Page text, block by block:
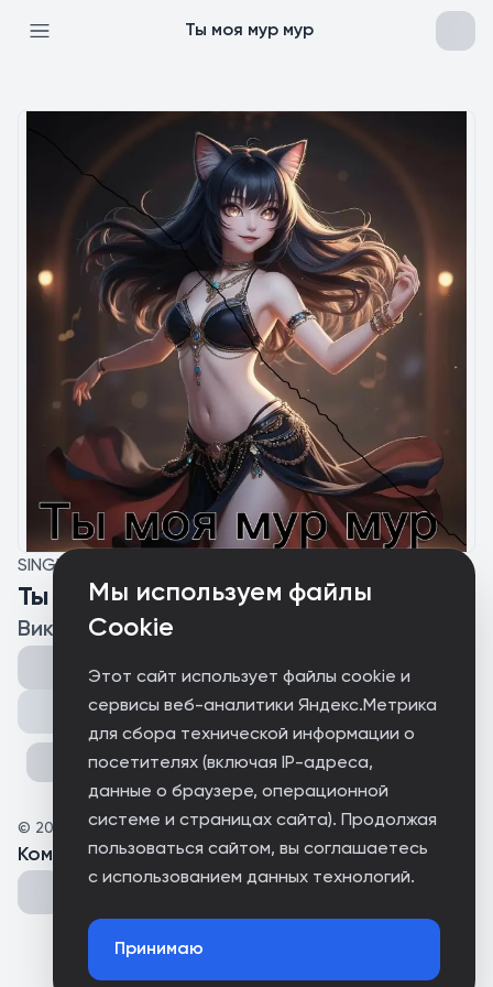
Мы используем файлы
Cookie
Этот сайт использует файлы cookie и
сервисы веб-аналитики Яндекс.Метрика
для сбора технической информации о
посетителях (включая IP-адреса,
данные о браузере, операционной
системе и страницах сайта). Продолжая
пользоваться сайтом, вы соглашаетесь
с использованием данных технологий.
Принимаю
Ты моя мур мур
SINGLE
Ты моя мур мур
Виктор
Поделиться
© 2026 Виктор
Комментарии(0 )
Could not connect to the server.